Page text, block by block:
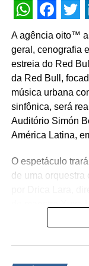
A agência oito™
geral, cenografia
estreia do Red
da Red Bull,
música urbana
sinfônica, será
Auditório Simón
América Latina,
O espetáculo
de uma orquestra
trajetória do